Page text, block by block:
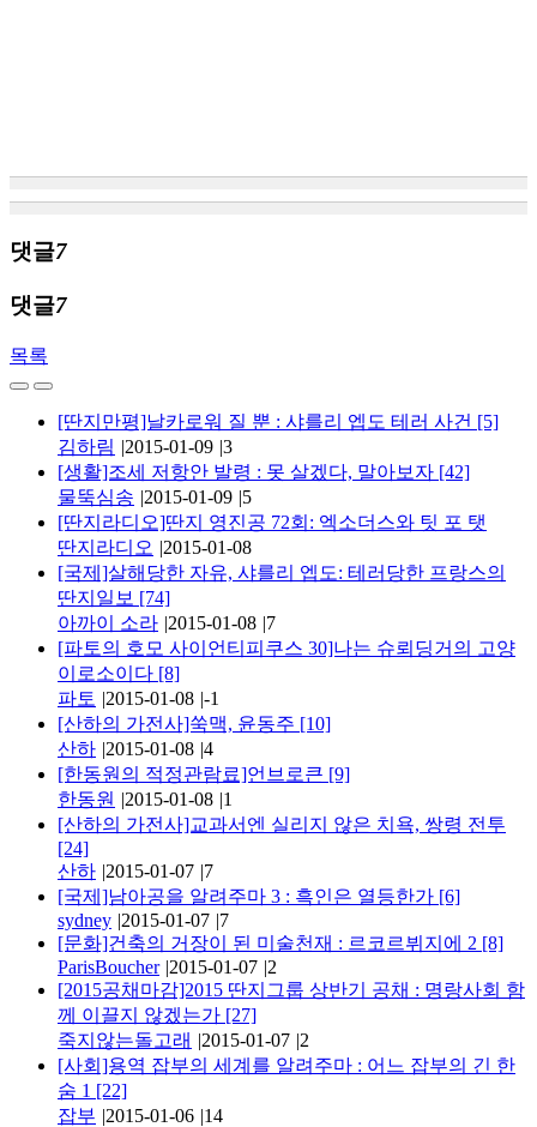
댓글7
댓글7
목록
[딴지만평]날카로워 질 뿐 : 샤를리 엡도 테러 사건 [5]
김하림 |2015-01-09 |3
[생활]조세 저항안 발령 : 못 살겠다, 말아보자 [42]
물뚝심송 |2015-01-09 |5
[딴지라디오]딴지 영진공 72회: 엑소더스와 팃 포 탯
딴지라디오 |2015-01-08
[국제]살해당한 자유, 샤를리 엡도: 테러당한 프랑스의
딴지일보 [74]
아까이 소라 |2015-01-08 |7
[파토의 호모 사이언티피쿠스 30]나는 슈뢰딩거의 고양
이로소이다 [8]
파토 |2015-01-08 |-1
[산하의 가전사]쑥맥, 윤동주 [10]
산하 |2015-01-08 |4
[한동원의 적정관람료]언브로큰 [9]
한동원 |2015-01-08 |1
[산하의 가전사]교과서엔 실리지 않은 치욕, 쌍령 전투
[24]
산하 |2015-01-07 |7
[국제]남아공을 알려주마 3 : 흑인은 열등한가 [6]
sydney |2015-01-07 |7
[문화]건축의 거장이 된 미술천재 : 르코르뷔지에 2 [8]
ParisBoucher |2015-01-07 |2
[2015공채마감]2015 딴지그룹 상반기 공채 : 명랑사회 함
께 이끌지 않겠는가 [27]
죽지않는돌고래 |2015-01-07 |2
[사회]용역 잡부의 세계를 알려주마 : 어느 잡부의 긴 한
숨 1 [22]
잡부 |2015-01-06 |14